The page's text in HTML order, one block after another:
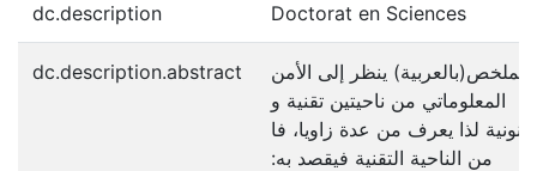
dc.description Doctorat en Sciences
dc.description.abstract
الملخص(بالعربية) ينظر إلى الأمن
المعلوماتي من ناحيتين تقنية و
قانونية لذا يعرف من عدة زاويا، فا
من الناحية التقنية فيقصد به: